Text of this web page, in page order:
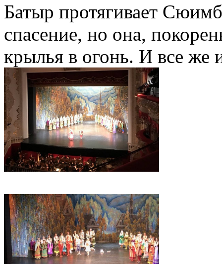
Батыр протягивает
спасение, но она,
крылья в огонь. И все же